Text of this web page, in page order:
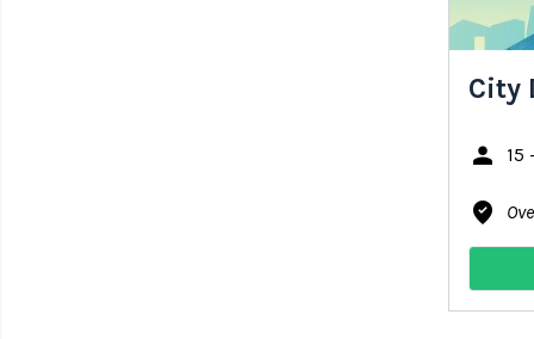
City
person
15
where_to_vote